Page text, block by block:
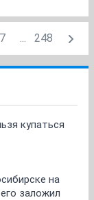
7 ... 248
купаться
на
заложил